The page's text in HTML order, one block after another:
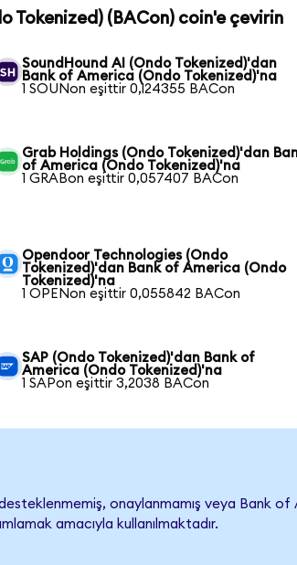
Tokenized) (BACon) coin'e çevirin
SoundHound AI (Ondo Tokenized)'dan
Bank of America (Ondo Tokenized)'na
1 SOUNon eşittir 0,124355 BACon
Grab Holdings (Ondo Tokenized)'dan
of America (Ondo Tokenized)'na
1 GRABon eşittir 0,057407 BACon
Opendoor Technologies (Ondo
Tokenized)'dan Bank of America (Ondo
Tokenized)'na
1 OPENon eşittir 0,055842 BACon
SAP (Ondo Tokenized)'dan Bank of
America (Ondo Tokenized)'na
1 SAPon eşittir 3,2038 BACon
onaylanmamış veya Bank of
amacıyla kullanılmaktadır.